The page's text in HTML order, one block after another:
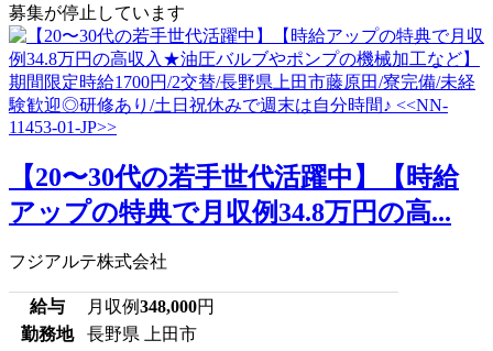
募集が停止しています
【20〜30代の若手世代活躍中】【時給
アップの特典で月収例34.8万円の高...
フジアルテ株式会社
給与 月収例348,000円
勤務地
長野県 上田市